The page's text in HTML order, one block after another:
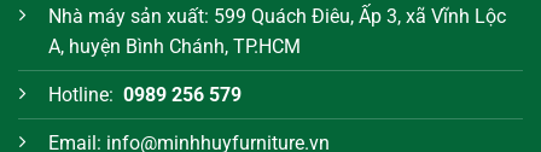
Nhà máy sản xuất: 599 Quách Điêu, Ấp 3, xã Vĩnh Lộc
A, huyện Bình Chánh, TP.HCM
Hotline: 0989 256 579
Email: info@minhhuyfurniture.vn